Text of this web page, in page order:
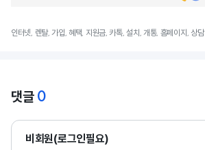
인터넷, 렌탈, 가입, 혜택, 지원금, 카톡, 설치, 개통, 홈페이지, 상담
댓글 0
비회원(로그인필요)